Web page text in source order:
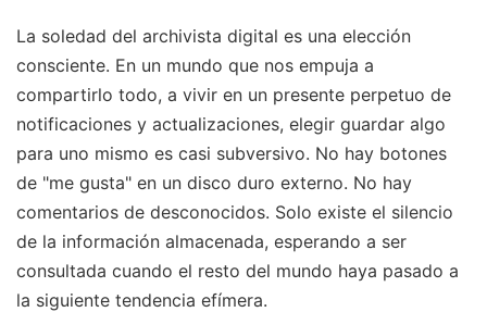
La soledad del archivista digital es una elección
consciente. En un mundo que nos empuja a
compartirlo todo, a vivir en un presente perpetuo de
notificaciones y actualizaciones, elegir guardar algo
para uno mismo es casi subversivo. No hay botones
de "me gusta" en un disco duro externo. No hay
comentarios de desconocidos. Solo existe el silencio
de la información almacenada, esperando a ser
consultada cuando el resto del mundo haya pasado a
la siguiente tendencia efímera.